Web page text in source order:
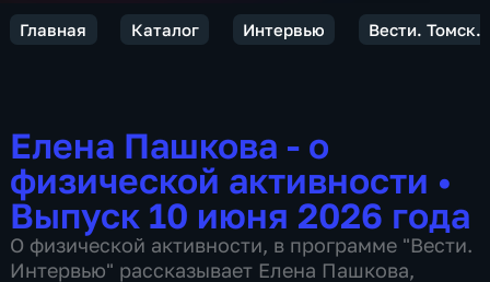
Главная Каталог Интервью Вести. Томск.
Елена Пашкова - о
физической активности •
Выпуск 10 июня 2026 года
О физической активности, в программе "Вести.
Интервью" рассказывает Елена Пашкова,